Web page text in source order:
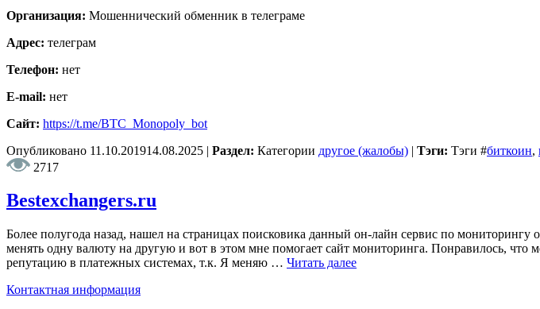
Организация: Мошеннический обменник в телеграме
Адрес: телеграм
Телефон: нет
E-mail: нет
Сайт: https://t.me/BTC_Monopoly_bot
Опубликовано 11.10.201914.08.2025 | Раздел: Категории другое (жалобы) | Тэги: Тэги #биткоин,
2717
Bestexchangers.ru
Более полугода назад, нашел на страницах поисковика данный он-лайн сервис по
менять одну валюту на другую и вот в этом мне помогает сайт мониторинга. Понравилось,
репутацию в платежных системах, т.к. Я меняю … Читать далее
Контактная информация